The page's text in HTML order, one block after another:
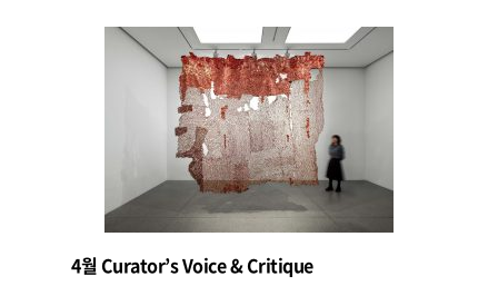
4월 Curator’s Voice & Critique